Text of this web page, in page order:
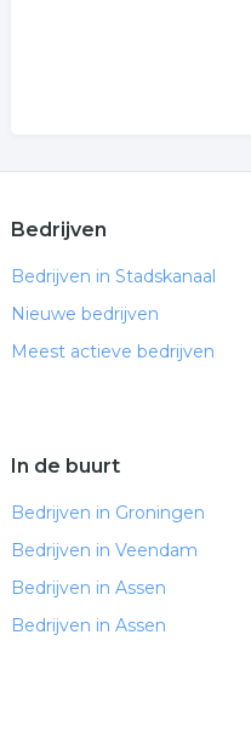
Bedrijven
Bedrijven in Stadskanaal
Nieuwe bedrijven
Meest actieve bedrijven
In de buurt
Bedrijven in Groningen
Bedrijven in Veendam
Bedrijven in Assen
Bedrijven in Assen